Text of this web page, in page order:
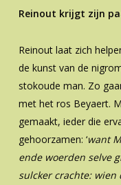
Reinout krijgt zijn
Reinout laat zich
de kunst van de
stokoude man. Zo
met het ros Beyaert.
gemaakt, ieder die
gehoorzamen: ‘want
ende woerden selve
sulckercrachte: wien